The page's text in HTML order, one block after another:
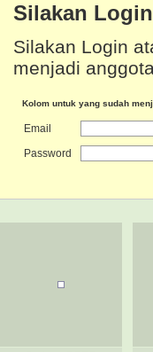
Silakan
Silakan Login
menjadi
Kolom untuk yang sudah
Email
Password